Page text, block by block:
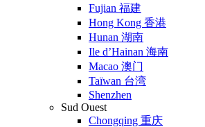
Fujian 福建
Hong Kong 香港
Hunan 湖南
Ile d’Hainan 海南
Macao 澳门
Taïwan 台湾
Shenzhen
Sud Ouest
Chongqing 重庆